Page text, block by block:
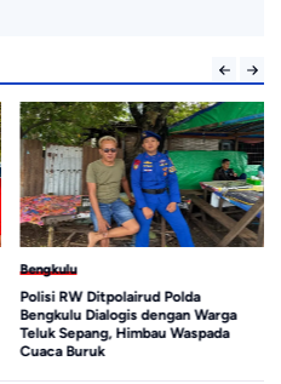
Bengkulu
Polisi RW Ditpolairud Polda
Bengkulu Dialogis dengan Warga
Teluk Sepang, Himbau Waspada
Cuaca Buruk